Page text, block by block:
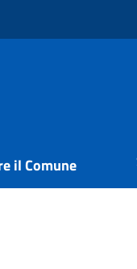
il Comune